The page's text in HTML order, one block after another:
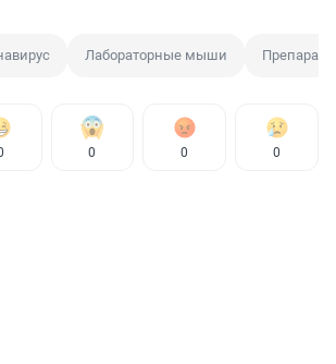
Лабораторные мыши Препарат
0 0 0